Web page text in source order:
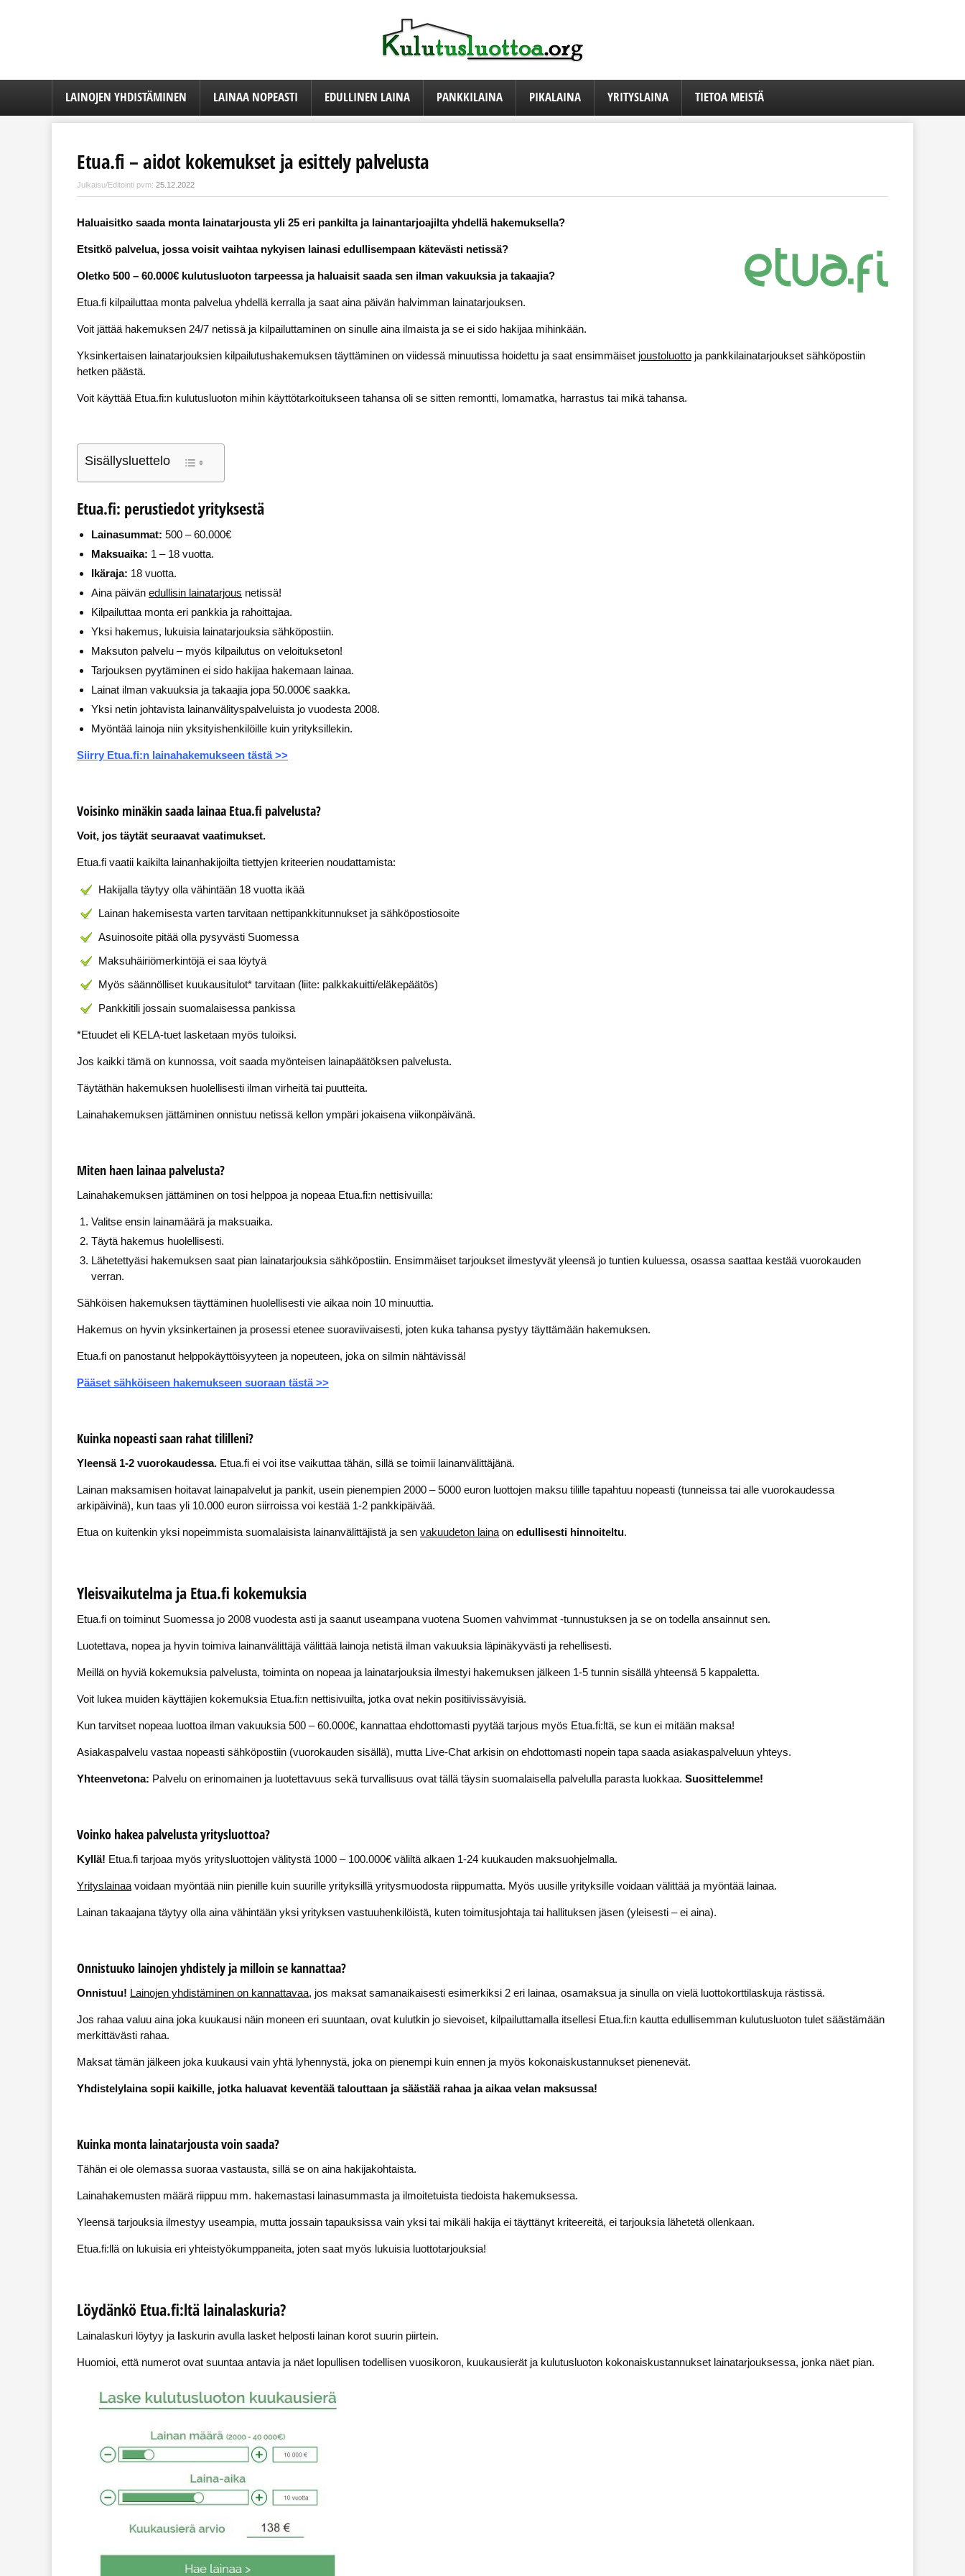
LAINOJEN YHDISTÄMINEN LAINAA NOPEASTI EDULLINEN LAINA PANKKILAINA PIKALAINA YRITYSLAINA TIETOA MEISTÄ
Etua.fi – aidot kokemukset ja esittely palvelusta
Julkaisu/Editointi pvm: 25.12.2022
Haluaisitko saada monta lainatarjousta yli 25 eri pankilta ja lainantarjoajilta yhdellä hakemuksella?
Etsitkö palvelua, jossa voisit vaihtaa nykyisen lainasi edullisempaan kätevästi netissä?
Oletko 500 – 60.000€ kulutusluoton tarpeessa ja haluaisit saada sen ilman vakuuksia ja takaajia?
Etua.fi kilpailuttaa monta palvelua yhdellä kerralla ja saat aina päivän halvimman lainatarjouksen.
Voit jättää hakemuksen 24/7 netissä ja kilpailuttaminen on sinulle aina ilmaista ja se ei sido hakijaa mihinkään.
Yksinkertaisen lainatarjouksien kilpailutushakemuksen täyttäminen on viidessä minuutissa hoidettu ja saat ensimmäiset joustoluotto ja pankkilainatarjoukset sähköpostiin
hetken päästä.
Voit käyttää Etua.fi:n kulutusluoton mihin käyttötarkoitukseen tahansa oli se sitten remontti, lomamatka, harrastus tai mikä tahansa.
Sisällysluettelo
Etua.fi: perustiedot yrityksestä
Lainasummat: 500 – 60.000€
Maksuaika: 1 – 18 vuotta.
Ikäraja: 18 vuotta.
Aina päivän edullisin lainatarjous netissä!
Kilpailuttaa monta eri pankkia ja rahoittajaa.
Yksi hakemus, lukuisia lainatarjouksia sähköpostiin.
Maksuton palvelu – myös kilpailutus on veloitukseton!
Tarjouksen pyytäminen ei sido hakijaa hakemaan lainaa.
Lainat ilman vakuuksia ja takaajia jopa 50.000€ saakka.
Yksi netin johtavista lainanvälityspalveluista jo vuodesta 2008.
Myöntää lainoja niin yksityishenkilöille kuin yrityksillekin.
Siirry Etua.fi:n lainahakemukseen tästä >>
Voisinko minäkin saada lainaa Etua.fi palvelusta?
Voit, jos täytät seuraavat vaatimukset.
Etua.fi vaatii kaikilta lainanhakijoilta tiettyjen kriteerien noudattamista:
Hakijalla täytyy olla vähintään 18 vuotta ikää
Lainan hakemisesta varten tarvitaan nettipankkitunnukset ja sähköpostiosoite
Asuinosoite pitää olla pysyvästi Suomessa
Maksuhäiriömerkintöjä ei saa löytyä
Myös säännölliset kuukausitulot* tarvitaan (liite: palkkakuitti/eläkepäätös)
Pankkitili jossain suomalaisessa pankissa
*Etuudet eli KELA-tuet lasketaan myös tuloiksi.
Jos kaikki tämä on kunnossa, voit saada myönteisen lainapäätöksen palvelusta.
Täytäthän hakemuksen huolellisesti ilman virheitä tai puutteita.
Lainahakemuksen jättäminen onnistuu netissä kellon ympäri jokaisena viikonpäivänä.
Miten haen lainaa palvelusta?
Lainahakemuksen jättäminen on tosi helppoa ja nopeaa Etua.fi:n nettisivuilla:
Valitse ensin lainamäärä ja maksuaika.
Täytä hakemus huolellisesti.
Lähetettyäsi hakemuksen saat pian lainatarjouksia sähköpostiin. Ensimmäiset tarjoukset ilmestyvät yleensä jo tuntien kuluessa, osassa saattaa kestää vuorokauden
verran.
Sähköisen hakemuksen täyttäminen huolellisesti vie aikaa noin 10 minuuttia.
Hakemus on hyvin yksinkertainen ja prosessi etenee suoraviivaisesti, joten kuka tahansa pystyy täyttämään hakemuksen.
Etua.fi on panostanut helppokäyttöisyyteen ja nopeuteen, joka on silmin nähtävissä!
Pääset sähköiseen hakemukseen suoraan tästä >>
Kuinka nopeasti saan rahat tililleni?
Yleensä 1-2 vuorokaudessa. Etua.fi ei voi itse vaikuttaa tähän, sillä se toimii lainanvälittäjänä.
Lainan maksamisen hoitavat lainapalvelut ja pankit, usein pienempien 2000 – 5000 euron luottojen maksu tilille tapahtuu nopeasti (tunneissa tai alle vuorokaudessa
arkipäivinä), kun taas yli 10.000 euron siirroissa voi kestää 1-2 pankkipäivää.
Etua on kuitenkin yksi nopeimmista suomalaisista lainanvälittäjistä ja sen vakuudeton laina on edullisesti hinnoiteltu.
Yleisvaikutelma ja Etua.fi kokemuksia
Etua.fi on toiminut Suomessa jo 2008 vuodesta asti ja saanut useampana vuotena Suomen vahvimmat -tunnustuksen ja se on todella ansainnut sen.
Luotettava, nopea ja hyvin toimiva lainanvälittäjä välittää lainoja netistä ilman vakuuksia läpinäkyvästi ja rehellisesti.
Meillä on hyviä kokemuksia palvelusta, toiminta on nopeaa ja lainatarjouksia ilmestyi hakemuksen jälkeen 1-5 tunnin sisällä yhteensä 5 kappaletta.
Voit lukea muiden käyttäjien kokemuksia Etua.fi:n nettisivuilta, jotka ovat nekin positiivissävyisiä.
Kun tarvitset nopeaa luottoa ilman vakuuksia 500 – 60.000€, kannattaa ehdottomasti pyytää tarjous myös Etua.fi:ltä, se kun ei mitään maksa!
Asiakaspalvelu vastaa nopeasti sähköpostiin (vuorokauden sisällä), mutta Live-Chat arkisin on ehdottomasti nopein tapa saada asiakaspalveluun yhteys.
Yhteenvetona: Palvelu on erinomainen ja luotettavuus sekä turvallisuus ovat tällä täysin suomalaisella palvelulla parasta luokkaa. Suosittelemme!
Voinko hakea palvelusta yritysluottoa?
Kyllä! Etua.fi tarjoaa myös yritysluottojen välitystä 1000 – 100.000€ väliltä alkaen 1-24 kuukauden maksuohjelmalla.
Yrityslainaa voidaan myöntää niin pienille kuin suurille yrityksillä yritysmuodosta riippumatta. Myös uusille yrityksille voidaan välittää ja myöntää lainaa.
Lainan takaajana täytyy olla aina vähintään yksi yrityksen vastuuhenkilöistä, kuten toimitusjohtaja tai hallituksen jäsen (yleisesti – ei aina).
Onnistuuko lainojen yhdistely ja milloin se kannattaa?
Onnistuu! Lainojen yhdistäminen on kannattavaa, jos maksat samanaikaisesti esimerkiksi 2 eri lainaa, osamaksua ja sinulla on vielä luottokorttilaskuja rästissä.
Jos rahaa valuu aina joka kuukausi näin moneen eri suuntaan, ovat kulutkin jo sievoiset, kilpailuttamalla itsellesi Etua.fi:n kautta edullisemman kulutusluoton tulet säästämään
merkittävästi rahaa.
Maksat tämän jälkeen joka kuukausi vain yhtä lyhennystä, joka on pienempi kuin ennen ja myös kokonaiskustannukset pienenevät.
Yhdistelylaina sopii kaikille, jotka haluavat keventää talouttaan ja säästää rahaa ja aikaa velan maksussa!
Kuinka monta lainatarjousta voin saada?
Tähän ei ole olemassa suoraa vastausta, sillä se on aina hakijakohtaista.
Lainahakemusten määrä riippuu mm. hakemastasi lainasummasta ja ilmoitetuista tiedoista hakemuksessa.
Yleensä tarjouksia ilmestyy useampia, mutta jossain tapauksissa vain yksi tai mikäli hakija ei täyttänyt kriteereitä, ei tarjouksia lähetetä ollenkaan.
Etua.fi:llä on lukuisia eri yhteistyökumppaneita, joten saat myös lukuisia luottotarjouksia!
Löydänkö Etua.fi:ltä lainalaskuria?
Lainalaskuri löytyy ja laskurin avulla lasket helposti lainan korot suurin piirtein.
Huomioi, että numerot ovat suuntaa antavia ja näet lopullisen todellisen vuosikoron, kuukausierät ja kulutusluoton kokonaiskustannukset lainatarjouksessa, jonka näet pian.